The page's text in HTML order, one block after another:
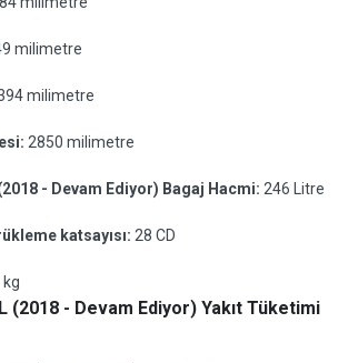
milimetre
milimetre
2850 milimetre
(2018 - Devam Ediyor) Bagaj Hacmi: 246 Litre
katsayısı: 28 CD
kg
(2018 - Devam Ediyor) Yakıt Tüketimi